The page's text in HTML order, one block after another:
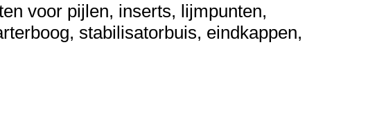
voor pijlen, inserts, lijmpunten,
stabilisatorbuis, eindkappen,